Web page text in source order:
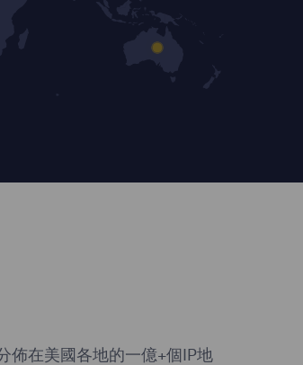
佈在美國各地的一億+個IP地